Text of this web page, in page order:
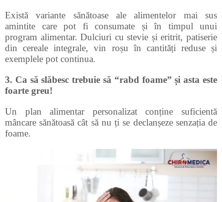
Există variante sănătoase ale alimentelor mai sus
amintite care pot fi consumate și în timpul unui
program alimentar. Dulciuri cu stevie și eritrit, patiserie
din cereale integrale, vin roșu în cantități reduse și
exemplele pot continua.
3. Ca să slăbesc trebuie să “rabd foame” și asta este
foarte greu!
Un plan alimentar personalizat conține suficientă
mâncare sănătoasă cât să nu ți se declanșeze senzația de
foame.